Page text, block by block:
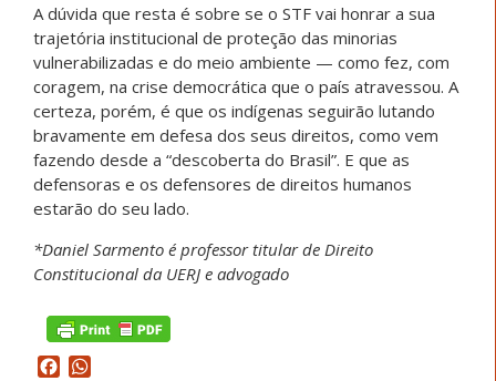
A dúvida que resta é sobre se o STF vai honrar a sua
trajetória institucional de proteção das minorias
vulnerabilizadas e do meio ambiente — como fez, com
coragem, na crise democrática que o país atravessou. A
certeza, porém, é que os indígenas seguirão lutando
bravamente em defesa dos seus direitos, como vem
fazendo desde a “descoberta do Brasil”. E que as
defensoras e os defensores de direitos humanos
estarão do seu lado.
*Daniel Sarmento é professor titular de Direito
Constitucional da UERJ e advogado
Facebook